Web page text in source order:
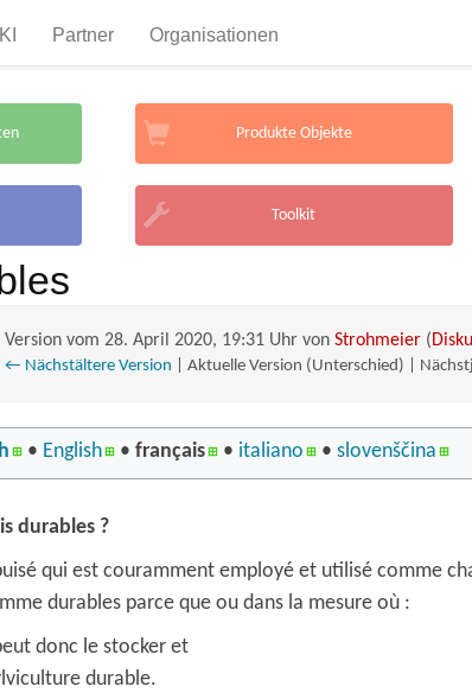
Partner Organisationen
Produkte Objekte
Toolkit
Version vom 28. April 2020, 19:31 Uhr vonStrohmeier (
← Nächstältere Version | Aktuelle Version (Unterschied) |
• ‎ English • ‎ français • ‎ italiano • ‎ slovenščina
durables ?
qui est couramment employé et utilisé comme
durables parce que ou dans la mesure où :
donc le stocker et
durable.